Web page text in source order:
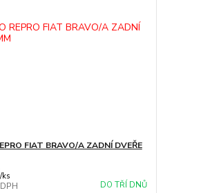
FIAT BRAVO/A ZADNÍ DVEŘE
/ks
DO TŘÍ DNŮ